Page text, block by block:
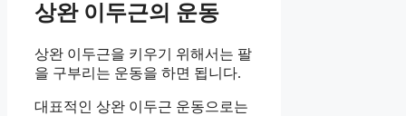
상완 이두근의 운동
상완 이두근을 키우기 위해서는 팔
을 구부리는 운동을 하면 됩니다.
대표적인 상완 이두근 운동으로는